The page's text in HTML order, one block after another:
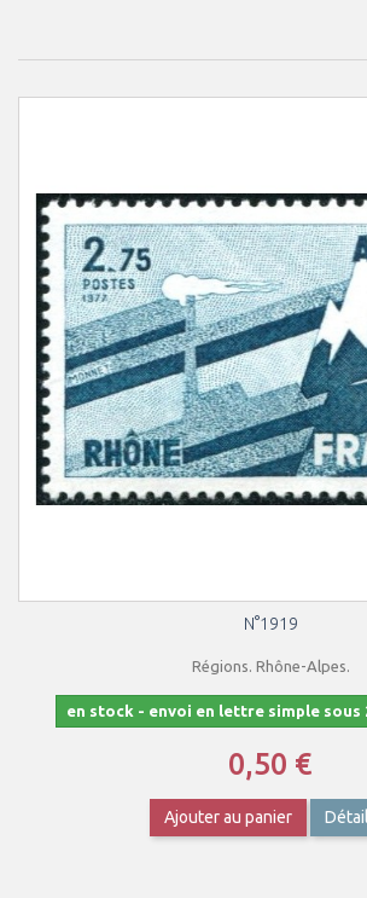
N°1919
Régions. Rhône-Alpes.
en stock - envoi en lettre simple sous
0,50 €
Ajouter au panier